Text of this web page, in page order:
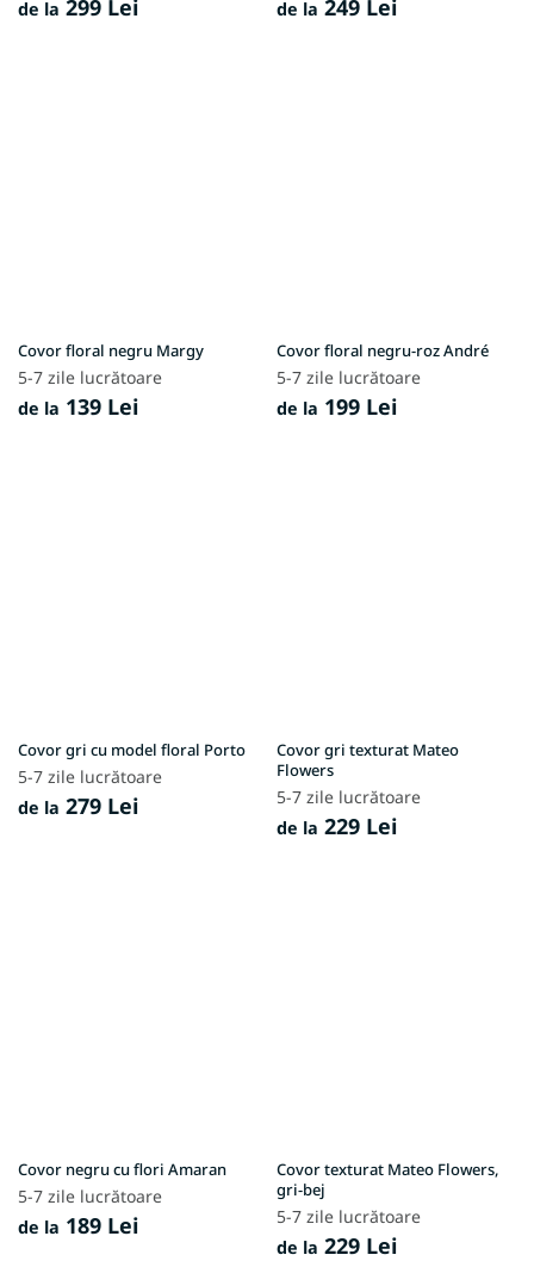
de la 299 Lei de la 249 Lei
Covor floral negru Margy
5-7 zile lucrătoare
de la 139 Lei
Covor floral negru-roz André
5-7 zile lucrătoare
de la 199 Lei
Covor gri cu model floral Porto
5-7 zile lucrătoare
de la 279 Lei
Covor gri texturat Mateo
Flowers
5-7 zile lucrătoare
de la 229 Lei
Covor negru cu flori Amaran
5-7 zile lucrătoare
de la 189 Lei
Covor texturat Mateo Flowers,
gri-bej
5-7 zile lucrătoare
de la 229 Lei